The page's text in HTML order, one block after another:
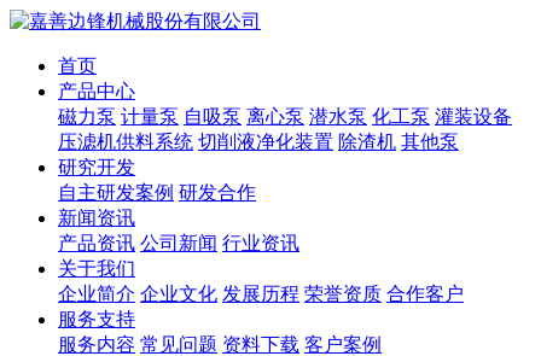
首页
产品中心
磁力泵 计量泵 自吸泵 离心泵 潜水泵 化工泵 灌装设备
压滤机供料系统 切削液净化装置 除渣机 其他泵
研究开发
自主研发案例 研发合作
新闻资讯
产品资讯 公司新闻 行业资讯
关于我们
企业简介 企业文化 发展历程 荣誉资质 合作客户
服务支持
服务内容 常见问题 资料下载 客户案例